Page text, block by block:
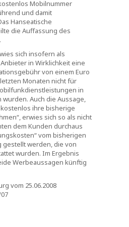
Mobilnummer
und damit
Hanseatische
die Auffassung des
sich insofern als
in Wirklichkeit eine
von einem Euro
Monaten nicht für
in
Auch die Aussage,
ihre bisherige
erwies sich so als nicht
dem Kunden durchaus
vom bisherigen
gestellt werden, die von
wurden. Im Ergebnis
Werbeaussagen künftig
vom 25.06.2008